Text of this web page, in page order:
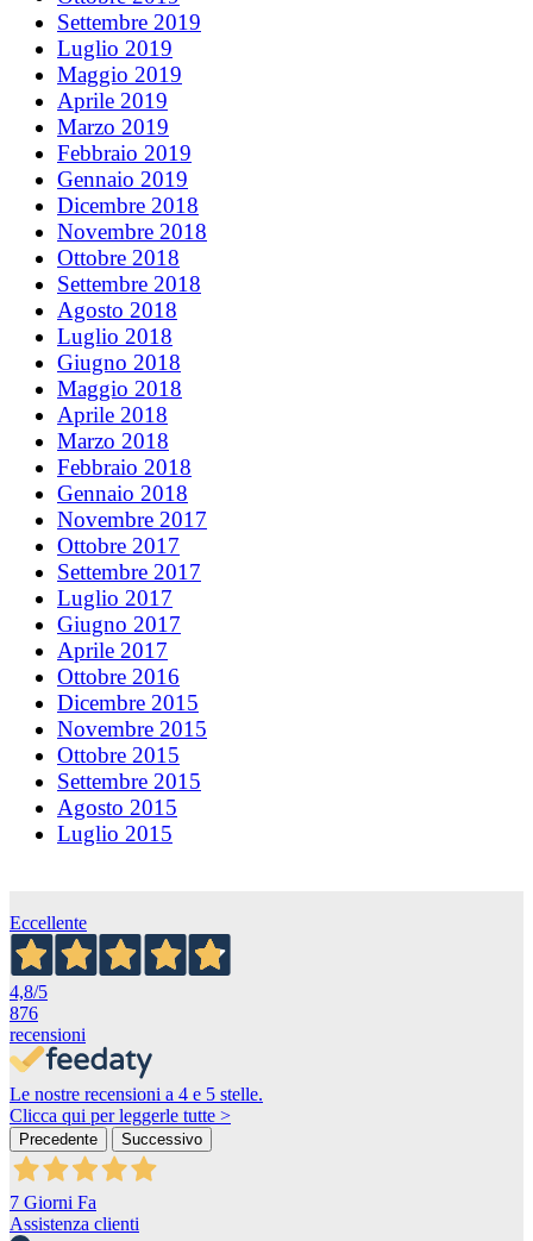
Settembre 2019
Luglio 2019
Maggio 2019
Aprile 2019
Marzo 2019
Febbraio 2019
Gennaio 2019
Dicembre 2018
Novembre 2018
Ottobre 2018
Settembre 2018
Agosto 2018
Luglio 2018
Giugno 2018
Maggio 2018
Aprile 2018
Marzo 2018
Febbraio 2018
Gennaio 2018
Novembre 2017
Ottobre 2017
Settembre 2017
Luglio 2017
Giugno 2017
Aprile 2017
Ottobre 2016
Dicembre 2015
Novembre 2015
Ottobre 2015
Settembre 2015
Agosto 2015
Luglio 2015
Eccellente
4,8/5
876
recensioni
Le nostre recensioni a 4 e 5 stelle.
Clicca qui per leggerle tutte >
Precedente Successivo
7 Giorni Fa
Assistenza clienti